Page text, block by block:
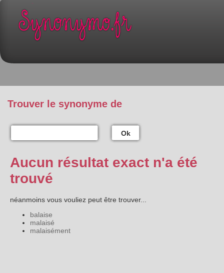
Trouver le synonyme de
Ok
Aucun résultat exact n'a été
trouvé
néanmoins vous vouliez peut être trouver...
balaise
malaisé
malaisément